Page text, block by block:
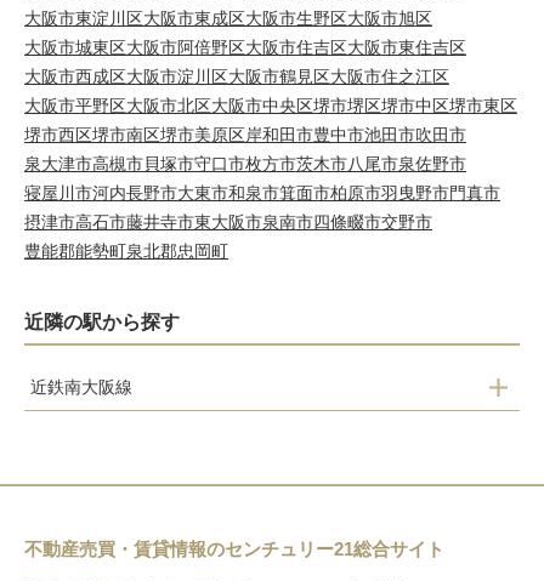
大阪市東淀川区大阪市東成区大阪市生野区大阪市旭区
大阪市城東区大阪市阿倍野区大阪市住吉区大阪市東住吉区
大阪市西成区大阪市淀川区大阪市鶴見区大阪市住之江区
大阪市平野区大阪市北区大阪市中央区堺市堺区堺市中区堺市東区
堺市西区堺市南区堺市美原区岸和田市豊中市池田市吹田市
泉大津市高槻市貝塚市守口市枚方市茨木市八尾市泉佐野市
寝屋川市河内長野市大東市和泉市箕面市柏原市羽曳野市門真市
摂津市高石市藤井寺市東大阪市泉南市四條畷市交野市
豊能郡能勢町泉北郡忠岡町
近隣の駅から探す
近鉄南大阪線
布忍駅
高見ノ里駅
不動産売買・賃貸情報のセンチュリー21総合サイト